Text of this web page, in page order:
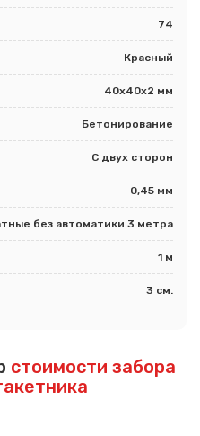
74
Красный
40х40х2 мм
Бетонирование
С двух сторон
0,45 мм
без автоматики 3 метра
1 м
3 см.
стоимости забора